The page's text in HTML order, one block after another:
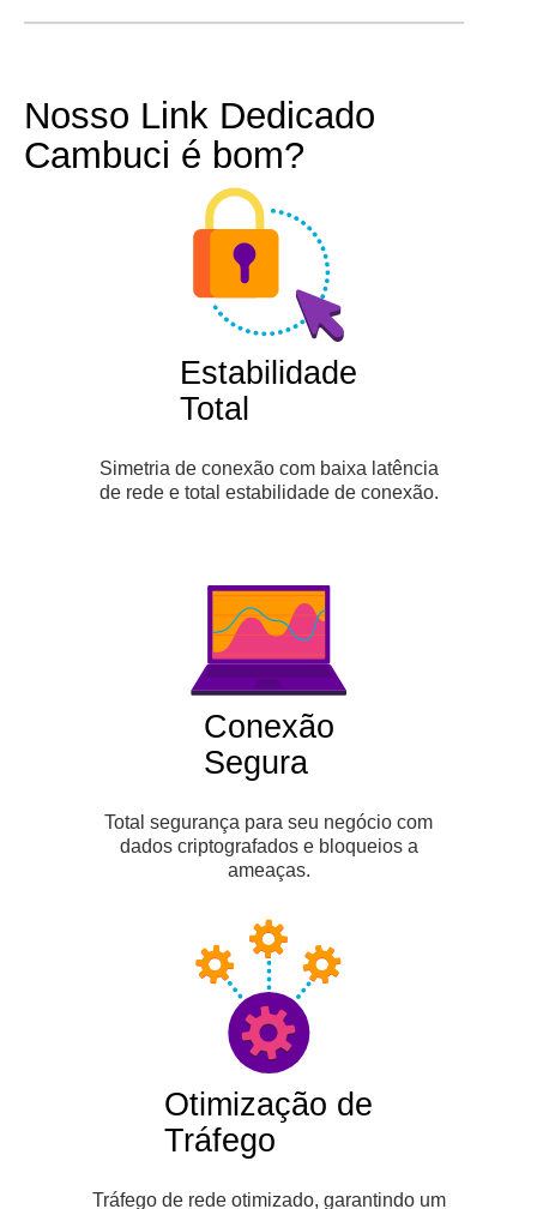
Nosso Link Dedicado
Cambuci é bom?
Estabilidade
Total
Simetria de conexão com baixa latência
de rede e total estabilidade de conexão.
Conexão
Segura
Total segurança para seu negócio com
dados criptografados e bloqueios a
ameaças.
Otimização de
Tráfego
Tráfego de rede otimizado, garantindo um